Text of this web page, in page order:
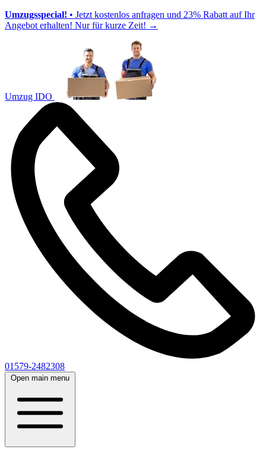
Umzugsspecial! • Jetzt kostenlos anfragen und 23% Rabatt auf Ihr
Angebot erhalten! Nur für kurze Zeit! →
Umzug IDO
01579-2482308
Open main menu